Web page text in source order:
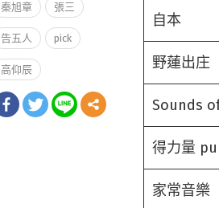
自本
野蓮出庄
Sounds
得力量
家常音樂
秦旭章 張三
告五人 pick
高仰辰